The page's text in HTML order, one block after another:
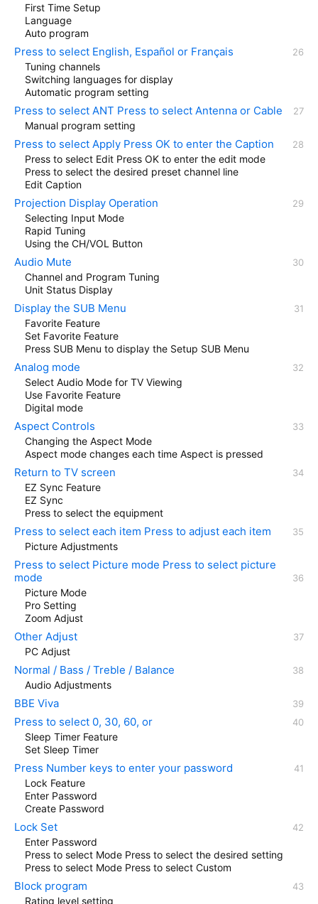
First Time Setup
Language
Auto program
Press to select English, Español or Français
Tuning channels
Switching languages for display
Automatic program setting
Press to select ANT Press to select Antenna or Cable
Manual program setting
Press to select Apply Press OK to enter the Caption
Press to select Edit Press OK to enter the edit mode
Press to select the desired preset channel line
Edit Caption
Projection Display Operation
Selecting Input Mode
Rapid Tuning
Using the CH/VOL Button
Audio Mute
Channel and Program Tuning
Unit Status Display
Display the SUB Menu
Favorite Feature
Set Favorite Feature
Press SUB Menu to display the Setup SUB Menu
Analog mode
Select Audio Mode for TV Viewing
Use Favorite Feature
Digital mode
Aspect Controls
Changing the Aspect Mode
Aspect mode changes each time Aspect is pressed
Return to TV screen
EZ Sync Feature
EZ Sync
Press to select the equipment
Press to select each item Press to adjust each item
Picture Adjustments
Press to select Picture mode Press to select picture
mode
Picture Mode
Pro Setting
Zoom Adjust
Other Adjust
PC Adjust
Normal / Bass / Treble / Balance
Audio Adjustments
BBE Viva
Press to select 0, 30, 60, or
Sleep Timer Feature
Set Sleep Timer
Press Number keys to enter your password
Lock Feature
Enter Password
Create Password
Lock Set
Enter Password
Press to select Mode Press to select the desired setting
Press to select Mode Press to select Custom
Block program
Rating level setting